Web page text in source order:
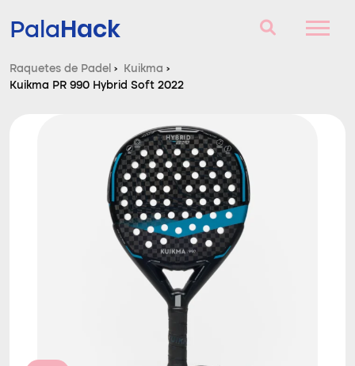
PalaHack
Raquetes de Padel
Perguntas e respostas
Comparador
Raquetes de Padel › Kuikma ›
Kuikma PR 990 Hybrid Soft 2022